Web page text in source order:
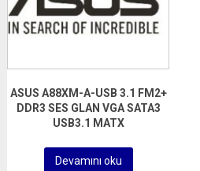
ASUS A88XM-A-USB 3.1 FM2+
DDR3 SES GLAN VGA SATA3
USB3.1 MATX
Devamını oku